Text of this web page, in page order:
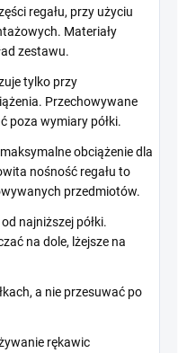
regału, przy użyciu
Materiały
zestawu.
tylko przy
Przechowywane
poza wymiary półki.
obciążenie dla
nośność regału to
przedmiotów.
najniższej półki.
na dole, lżejsze na
a nie przesuwać po
rękawic